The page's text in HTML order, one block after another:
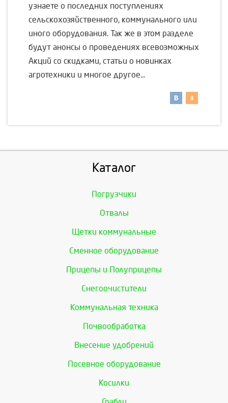
узнаете о последних поступлениях
сельскохозяйственного, коммунального или
иного оборудования. Так же в этом разделе
будут анонсы о проведениях всевозможных
Акций со скидками, статьи о новинках
агротехники и многое другое...
Каталог
Погрузчики
Отвалы
Щетки коммунальные
Сменное оборудование
Прицепы и Полуприцепы
Снегоочистители
Коммунальная техника
Почвообработка
Внесение удобрений
Посевное оборудование
Косилки